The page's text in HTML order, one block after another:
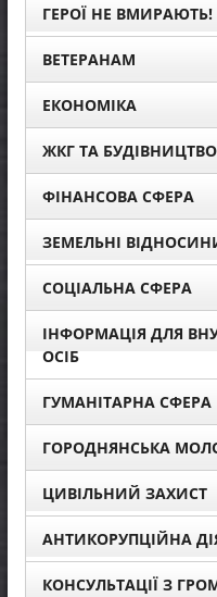
ГЕРОЇ НЕ ВМИРАЮТЬ!
ВЕТЕРАНАМ
ЕКОНОМІКА
ЖКГ ТА БУДІВНИЦТВО
ФІНАНСОВА СФЕРА
ЗЕМЕЛЬНІ
СОЦІАЛЬНА СФЕРА
ІНФОРМАЦІЯ ДЛЯ
ОСІБ
ГУМАНІТАРНА СФЕРА
ГОРОДНЯНСЬКА
ЦИВІЛЬНИЙ ЗАХИСТ
АНТИКОРУПЦІЙНА
КОНСУЛЬТАЦІЇ З